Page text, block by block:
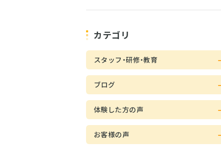
カテゴリ
スタッフ・研修・教育
ブログ
体験した方の声
お客様の声